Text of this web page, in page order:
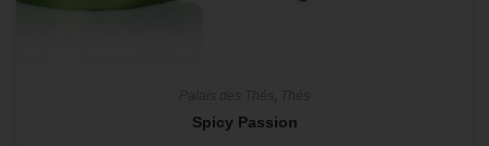
,
Spicy Passion